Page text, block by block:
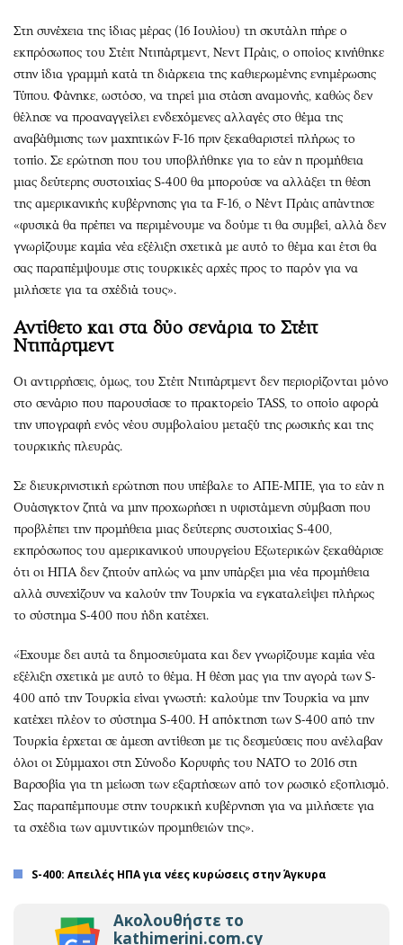
Στη συνέχεια της ίδιας μέρας (16 Ιουλίου) τη σκυτάλη πήρε ο
εκπρόσωπος του Στέιτ Ντιπάρτμεντ, Νεντ Πράις, ο οποίος κινήθηκε
στην ίδια γραμμή κατά τη διάρκεια της καθιερωμένης ενημέρωσης
Τύπου. Φάνηκε, ωστόσο, να τηρεί μια στάση αναμονής, καθώς δεν
θέλησε να προαναγγείλει ενδεχόμενες αλλαγές στο θέμα της
αναβάθμισης των μαχητικών F-16 πριν ξεκαθαριστεί πλήρως το
τοπίο. Σε ερώτηση που του υποβλήθηκε για το εάν η προμήθεια
μιας δεύτερης συστοιχίας S-400 θα μπορούσε να αλλάξει τη θέση
της αμερικανικής κυβέρνησης για τα F-16, o Νέντ Πράις απάντησε
«φυσικά θα πρέπει να περιμένουμε να δούμε τι θα συμβεί, αλλά δεν
γνωρίζουμε καμία νέα εξέλιξη σχετικά με αυτό το θέμα και έτσι θα
σας παραπέμψουμε στις τουρκικές αρχές προς το παρόν για να
μιλήσετε για τα σχέδιά τους».
Αντίθετο και στα δύο σενάρια το Στέιτ
Ντιπάρτμεντ
Οι αντιρρήσεις, όμως, του Στέιτ Ντιπάρτμεντ δεν περιορίζονται μόνο
στο σενάριο που παρουσίασε το πρακτορείο TASS, το οποίο αφορά
την υπογραφή ενός νέου συμβολαίου μεταξύ της ρωσικής και της
τουρκικής πλευράς.
Σε διευκρινιστική ερώτηση που υπέβαλε το ΑΠΕ-ΜΠΕ, για το εάν η
Ουάσιγκτον ζητά να μην προχωρήσει η υφιστάμενη σύμβαση που
προβλέπει την προμήθεια μιας δεύτερης συστοιχίας S-400,
εκπρόσωπος του αμερικανικού υπουργείου Εξωτερικών ξεκαθάρισε
ότι οι ΗΠΑ δεν ζητούν απλώς να μην υπάρξει μια νέα προμήθεια
αλλά συνεχίζουν να καλούν την Τουρκία να εγκαταλείψει πλήρως
το σύστημα S-400 που ήδη κατέχει.
«Έχουμε δει αυτά τα δημοσιεύματα και δεν γνωρίζουμε καμία νέα
εξέλιξη σχετικά με αυτό το θέμα. Η θέση μας για την αγορά των S-
400 από την Τουρκία είναι γνωστή: καλούμε την Τουρκία να μην
κατέχει πλέον το σύστημα S-400. Η απόκτηση των S-400 από την
Τουρκία έρχεται σε άμεση αντίθεση με τις δεσμεύσεις που ανέλαβαν
όλοι οι Σύμμαχοι στη Σύνοδο Κορυφής του ΝΑΤΟ το 2016 στη
Βαρσοβία για τη μείωση των εξαρτήσεων από τον ρωσικό εξοπλισμό.
Σας παραπέμπουμε στην τουρκική κυβέρνηση για να μιλήσετε για
τα σχέδια των αμυντικών προμηθειών της».
S-400: Απειλές ΗΠΑ για νέες κυρώσεις στην Άγκυρα
Ακολουθήστε το
kathimerini.com.cy